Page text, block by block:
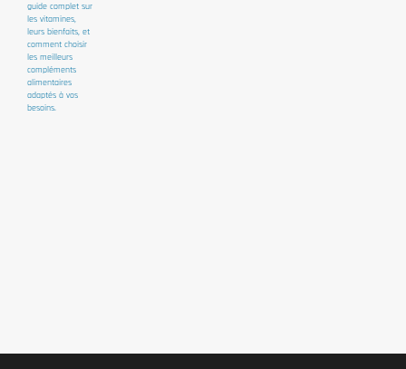
guide complet sur
les vitamines,
leurs bienfaits, et
comment choisir
les meilleurs
compléments
alimentaires
adaptés à vos
besoins.